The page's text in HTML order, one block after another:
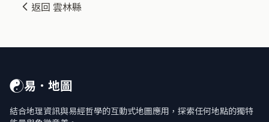
返回 雲林縣
☯易．地圖
結合地理資訊與易經哲學的互動式地圖應用，探索任何地點的獨特